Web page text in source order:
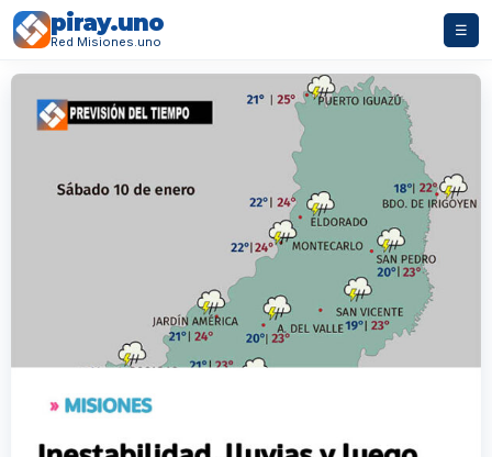
piray.uno
Red Misiones.uno
☰